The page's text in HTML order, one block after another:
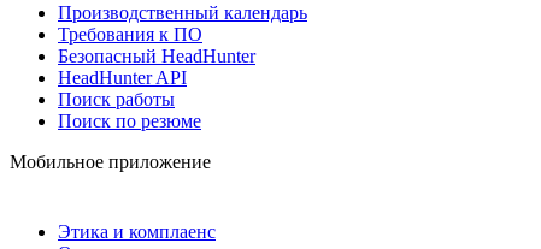
Производственный календарь
Требования к ПО
Безопасный HeadHunter
HeadHunter API
Поиск работы
Поиск по резюме
Мобильное приложение
Этика и комплаенс